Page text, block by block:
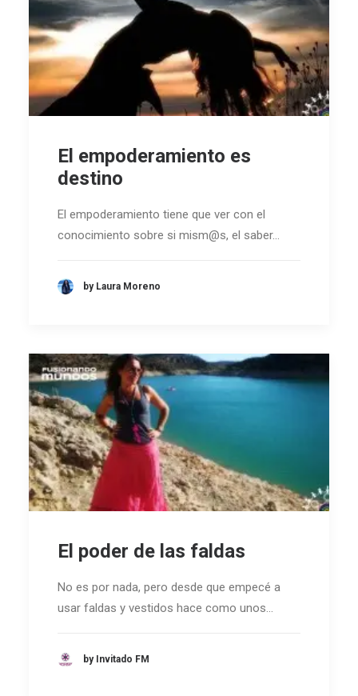
El empoderamiento es
destino
El empoderamiento tiene que ver con el
conocimiento sobre si mism@s, el saber…
by Laura Moreno
El poder de las faldas
No es por nada, pero desde que empecé a
usar faldas y vestidos hace como unos…
by Invitado FM